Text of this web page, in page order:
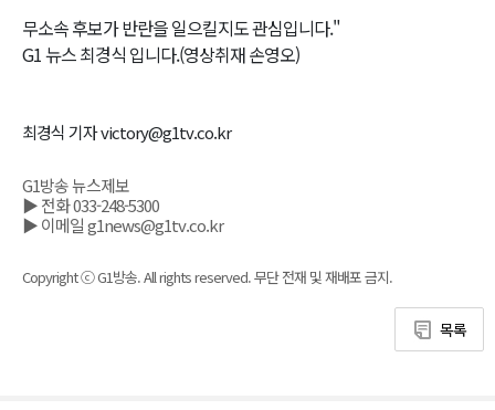
무소속 후보가 반란을 일으킬지도 관심입니다."
G1 뉴스 최경식 입니다.(영상취재 손영오)
최경식 기자 victory@g1tv.co.kr
G1방송 뉴스제보
▶ 전화 033-248-5300
▶ 이메일 g1news@g1tv.co.kr
Copyright ⓒ G1방송. All rights reserved. 무단 전재 및 재배포 금지.
목록